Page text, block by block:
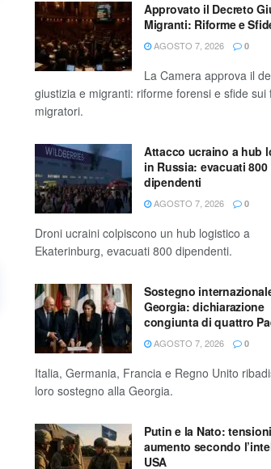
Approvato il Decreto
Migranti: Riforme e
AGOSTO 7, 2026 0
La Camera approva il
giustizia e migranti: riforme forensi e sfide sui
migratori.
Attacco ucraino a hub
in Russia: evacuati 800
dipendenti
AGOSTO 7, 2026 0
Droni ucraini colpiscono un hub logistico a
Ekaterinburg, evacuati 800 dipendenti.
Sostegno
Georgia: dichiarazione
congiunta di quattro
AGOSTO 7, 2026 0
Italia, Germania, Francia e Regno Unito
loro sostegno alla Georgia.
Putin e la Nato:
aumento secondo
USA